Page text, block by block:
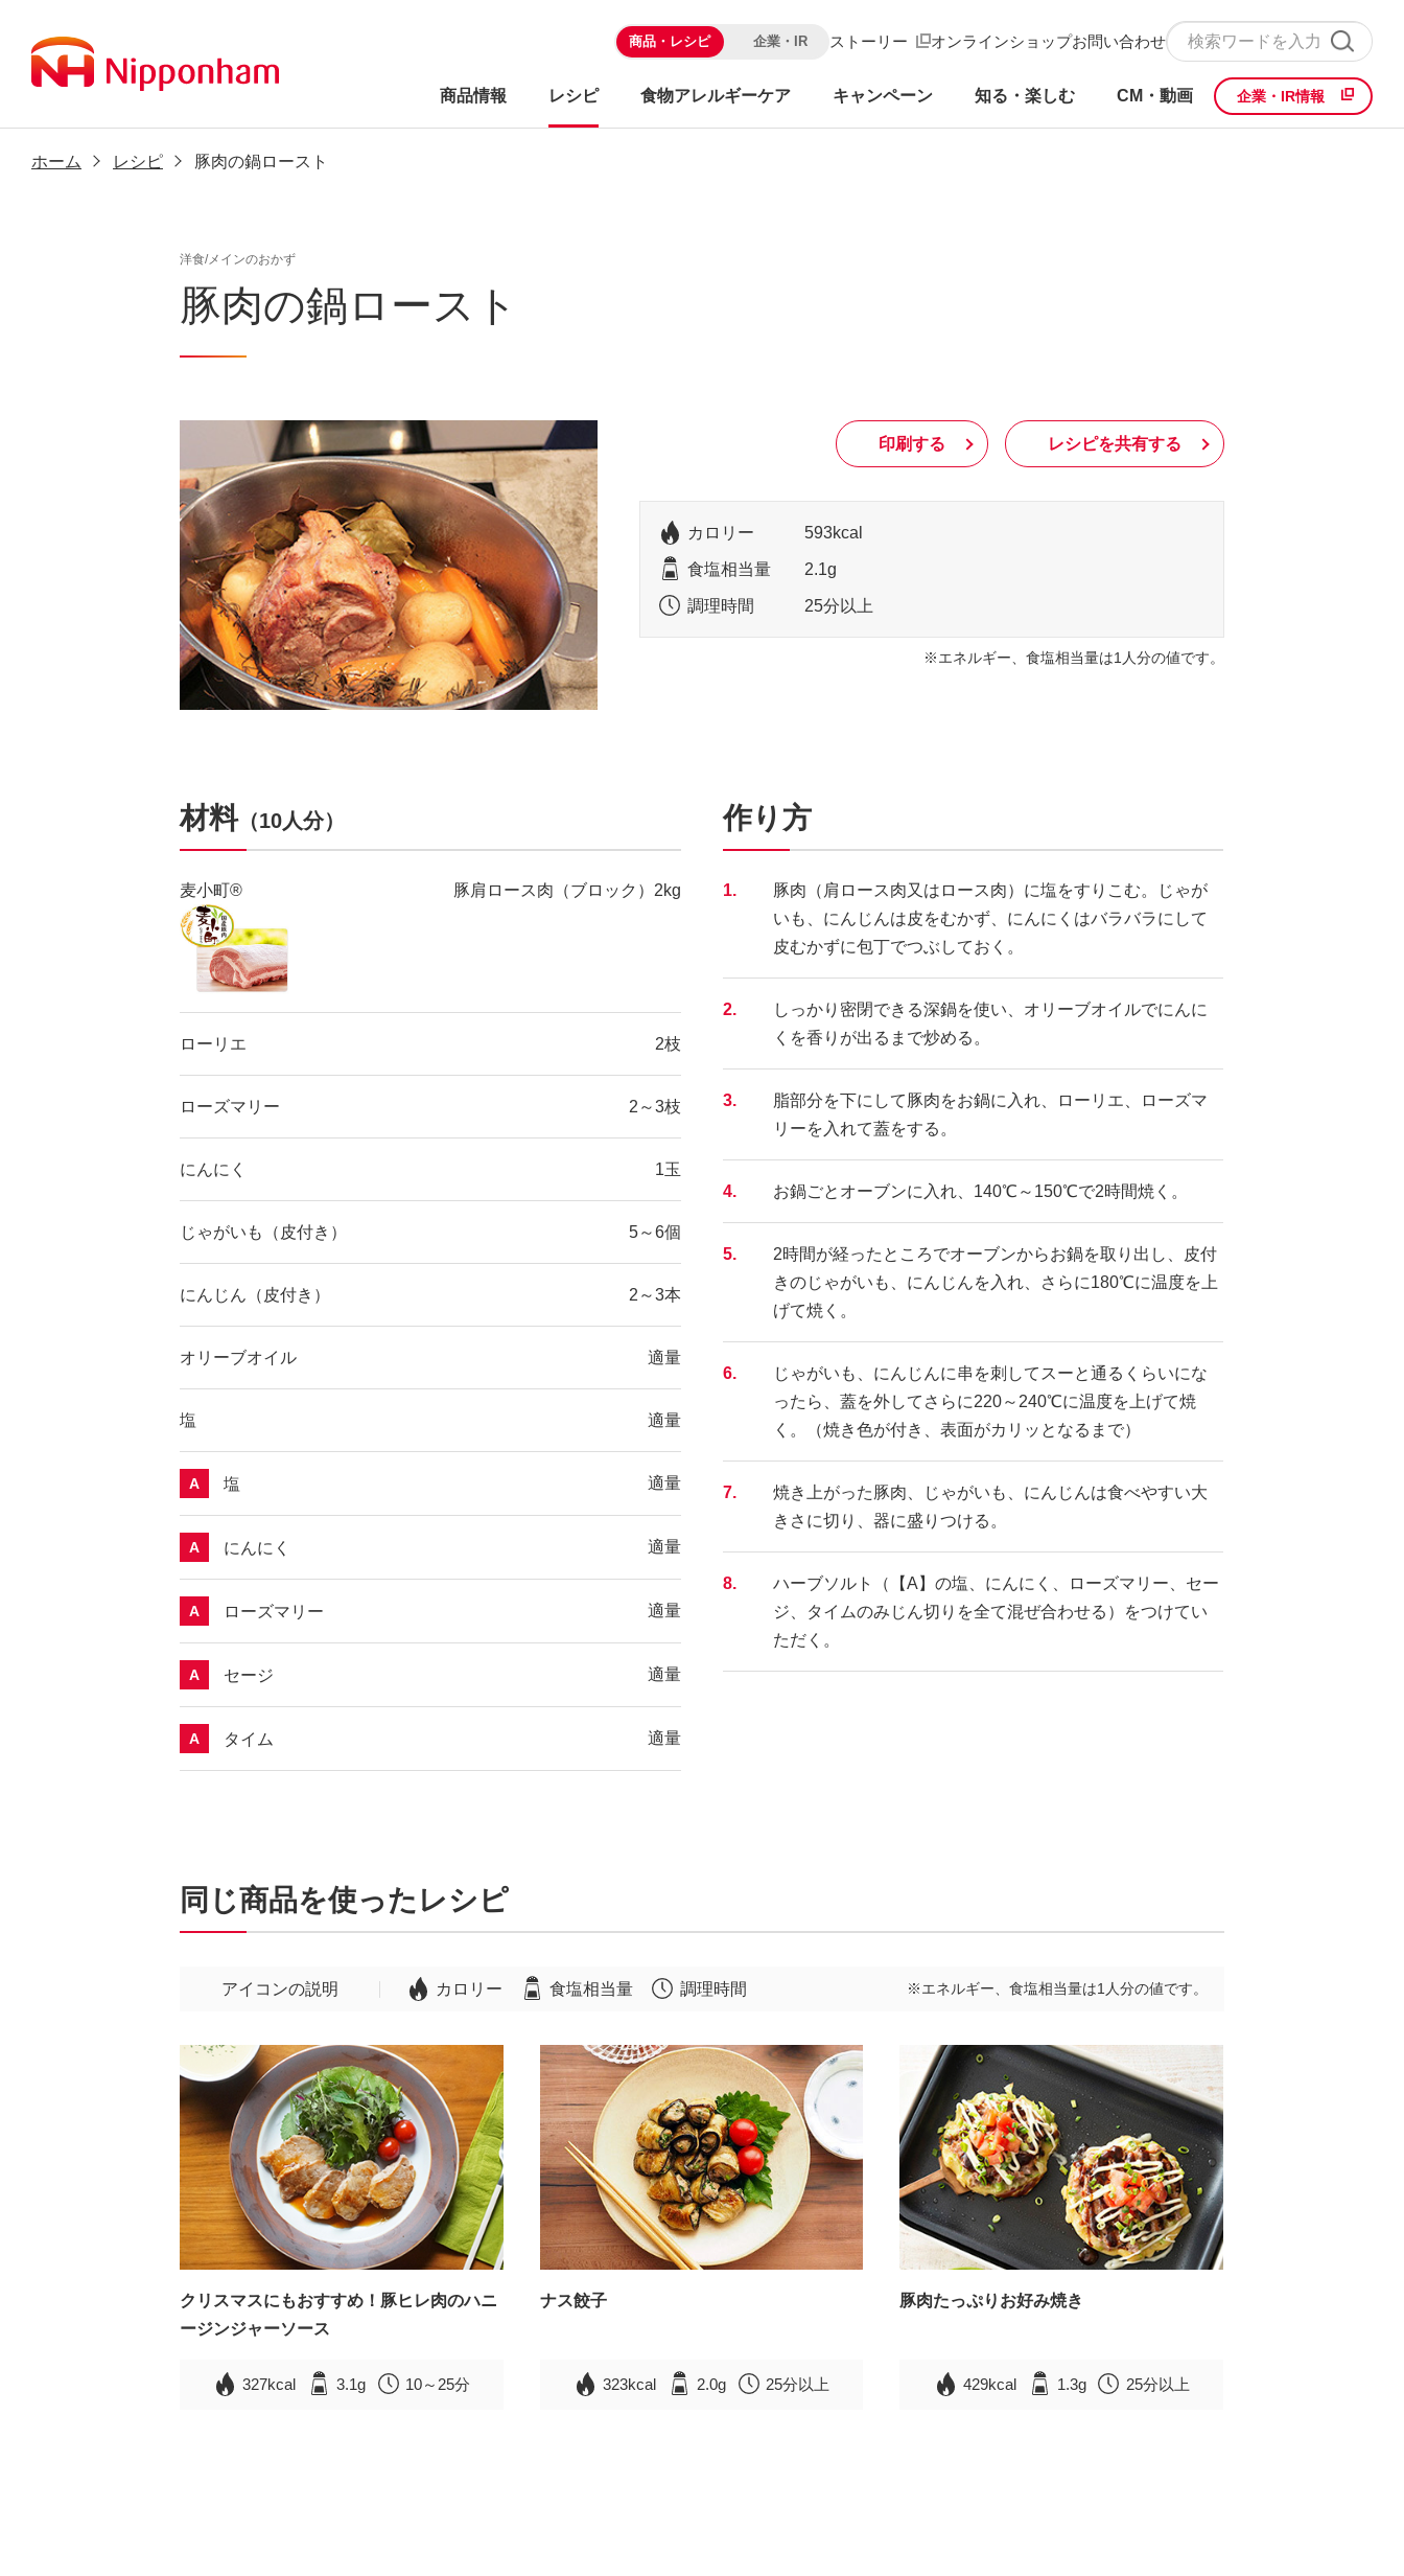
商品・レシピ 企業・IR ストーリー オンラインショップお問い合わせ
商品情報 レシピ 食物アレルギーケア キャンペーン 知る・楽しむ CM・動画 企業・IR情報
ホーム レシピ 豚肉の鍋ロースト
洋食/メインのおかず
豚肉の鍋ロースト
印刷する レシピを共有する
カロリー 593kcal
食塩相当量 2.1g
調理時間 25分以上
エネルギー、食塩相当量は1人分の値です。
材料（10人分）
麦小町® 豚肩ロース肉（ブロック）2kg
ローリエ 2枝
ローズマリー 2～3枝
にんにく 1玉
じゃがいも（皮付き） 5～6個
にんじん（皮付き） 2～3本
オリーブオイル 適量
塩 適量
A 塩 適量
A にんにく 適量
A ローズマリー 適量
A セージ 適量
A タイム 適量
作り方
1.
豚肉（肩ロース肉又はロース肉）に塩をすりこむ。じゃが
いも、にんじんは皮をむかず、にんにくはバラバラにして
皮むかずに包丁でつぶしておく。
2.
しっかり密閉できる深鍋を使い、オリーブオイルでにんに
くを香りが出るまで炒める。
3.
脂部分を下にして豚肉をお鍋に入れ、ローリエ、ローズマ
リーを入れて蓋をする。
4. お鍋ごとオーブンに入れ、140℃～150℃で2時間焼く。
5.
2時間が経ったところでオーブンからお鍋を取り出し、皮付
きのじゃがいも、にんじんを入れ、さらに180℃に温度を上
げて焼く。
6.
じゃがいも、にんじんに串を刺してスーと通るくらいにな
ったら、蓋を外してさらに220～240℃に温度を上げて焼
く。（焼き色が付き、表面がカリッとなるまで）
7.
焼き上がった豚肉、じゃがいも、にんじんは食べやすい大
きさに切り、器に盛りつける。
8.
ハーブソルト（【A】の塩、にんにく、ローズマリー、セー
ジ、タイムのみじん切りを全て混ぜ合わせる）をつけてい
ただく。
同じ商品を使ったレシピ
アイコンの説明 カロリー 食塩相当量 調理時間 ※エネルギー、食塩相当量は1人分の値です。
クリスマスにもおすすめ！豚ヒレ肉のハニ
ージンジャーソース
327kcal 3.1g 10～25分
ナス餃子
323kcal 2.0g 25分以上
豚肉たっぷりお好み焼き
429kcal 1.3g 25分以上